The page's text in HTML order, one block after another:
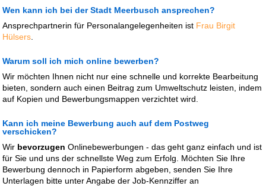
Wen kann ich bei der Stadt Meerbusch ansprechen?
Ansprechpartnerin für Personalangelegenheiten ist Frau Birgit
Hülsers
Warum soll ich mich online bewerben?
Wir möchten Ihnen nicht nur eine schnelle und korrekte Bearbeitung
bieten, sondern auch einen Beitrag zum Umweltschutz leisten, indem
auf Kopien und Bewerbungsmappen verzichtet wird.
Kann ich meine Bewerbung auch auf dem Postweg
verschicken?
Wir bevorzugenOnlinebewerbungen - das geht ganz einfach und ist
für Sie und uns der schnellste Weg zum Erfolg. Möchten Sie Ihre
Bewerbung dennoch in Papierform abgeben, senden Sie Ihre
Unterlagen bitte unter Angabe der Job-Kennziffer an